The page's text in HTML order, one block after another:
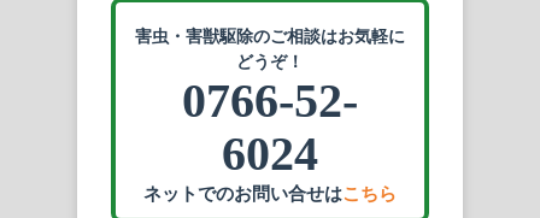
害虫・害獣駆除のご相談はお気軽に
どうぞ！
0766-52-
6024
ネットでのお問い合せはこちら